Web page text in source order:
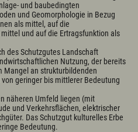
und baubedingten
und Geomorphologie in Bezug
als mittel, auf die
und auf die Ertragsfunktion als
des Schutzgutes Landschaft
Nutzung, der bereits
Mangel an strukturbildenden
geringer bis mittlerer Bedeutung
näheren Umfeld liegen (mit
und Verkehrsflächen, elektrischer
Das Schutzgut kulturelles Erbe
Bedeutung.